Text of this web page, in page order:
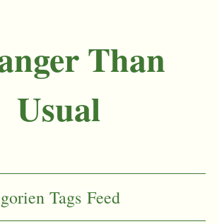
Than
Usual
Tags Feed